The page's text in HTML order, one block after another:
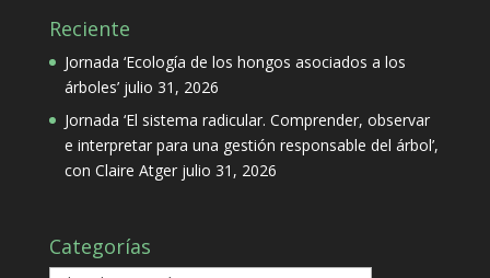
Reciente
Jornada ‘Ecología de los hongos asociados a los
árboles’ julio 31, 2026
Jornada ‘El sistema radicular. Comprender, observar
e interpretar para una gestión responsable del árbol’,
con Claire Atger julio 31, 2026
Categorías